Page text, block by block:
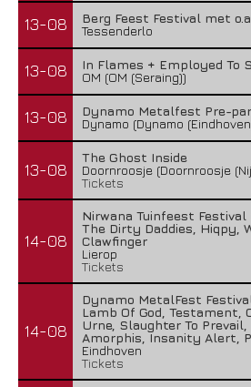
13-08
Berg Feest Festival met
Tessenderlo
13-08
In Flames + Employed To
OM (OM (Seraing))
13-08
Dynamo Metalfest Pre-
Dynamo (Dynamo
13-08
The Ghost Inside
Doornroosje (Doornroosje
Tickets
14-08
Nirwana Tuinfeest Festival
The Dirty Daddies, Hiqpy,
Clawfinger
Lierop
Tickets
14-08
Dynamo MetalFest
Lamb Of God, Testament,
Urne, Slaughter To Prevail,
Amorphis, Insanity Alert,
Eindhoven
Tickets